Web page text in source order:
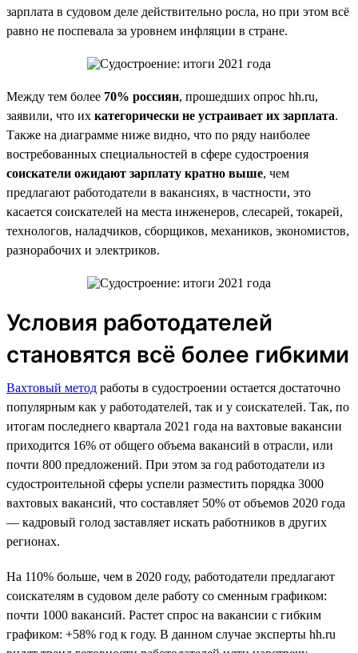
зарплата в судовом деле действительно росла, но при этом всё
равно не поспевала за уровнем инфляции в стране.
Между тем более 70% россиян, прошедших опрос hh.ru,
заявили, что их категорически не устраивает их зарплата.
Также на диаграмме ниже видно, что по ряду наиболее
востребованных специальностей в сфере судостроения
соискатели ожидают зарплату кратно выше, чем
предлагают работодатели в вакансиях, в частности, это
касается соискателей на места инженеров, слесарей, токарей,
технологов, наладчиков, сборщиков, механиков, экономистов,
разнорабочих и электриков.
Условия работодателей
становятся всё более гибкими
Вахтовый метод работы в судостроении остается достаточно
популярным как у работодателей, так и у соискателей. Так, по
итогам последнего квартала 2021 года на вахтовые вакансии
приходится 16% от общего объема вакансий в отрасли, или
почти 800 предложений. При этом за год работодатели из
судостроительной сферы успели разместить порядка 3000
вахтовых вакансий, что составляет 50% от объемов 2020 года
— кадровый голод заставляет искать работников в других
регионах.
На 110% больше, чем в 2020 году, работодатели предлагают
соискателям в судовом деле работу со сменным графиком:
почти 1000 вакансий. Растет спрос на вакансии с гибким
графиком: +58% год к году. В данном случае эксперты hh.ru